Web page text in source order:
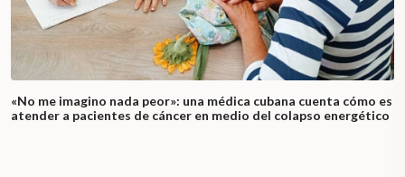
«No me imagino nada peor»: una médica cubana cuenta cómo es
atender a pacientes de cáncer en medio del colapso energético